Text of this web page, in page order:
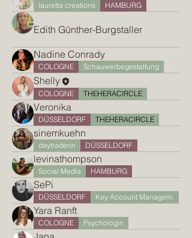
lauretta creations HAMBURG
Edith Günther-Burgstaller
Nadine Conrady
COLOGNE Schauwerbegestaltung
Shelly
COLOGNE THEHERACIRCLE
Veronika
DÜSSELDORF THEHERACIRCLE
sinemkuehn
daytraderin DÜSSELDORF
levinathompson
Social Media HAMBURG
SePi
DÜSSELDORF Key Account Managem.
Yara Ranft
COLOGNE Psychologin